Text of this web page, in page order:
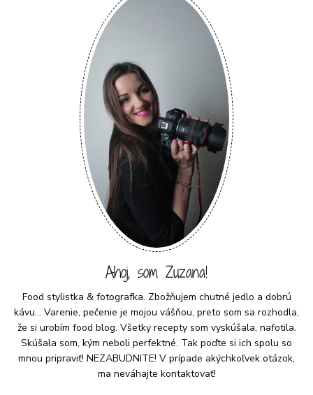
Ahoj, som Zuzana!
Food stylistka & fotografka. Zbožňujem chutné jedlo a dobrú
kávu... Varenie, pečenie je mojou vášňou, preto som sa rozhodla,
že si urobím food blog. Všetky recepty som vyskúšala, nafotila.
Skúšala som, kým neboli perfektné. Tak poďte si ich spolu so
mnou pripraviť! NEZABUDNITE! V prípade akýchkoľvek otázok,
ma neváhajte kontaktovať!